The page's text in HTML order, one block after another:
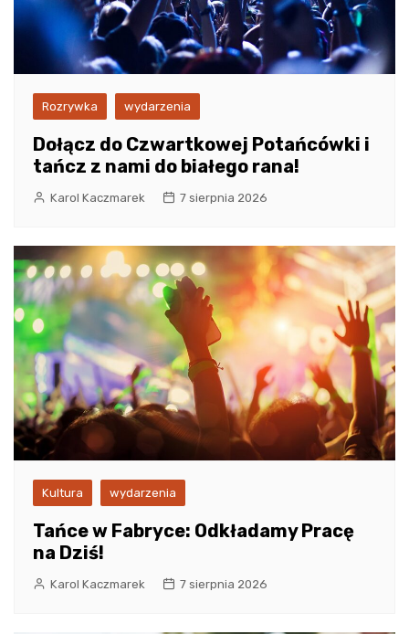
Rozrywka wydarzenia
Dołącz do Czwartkowej Potańcówki i
tańcz z nami do białego rana!
Karol Kaczmarek 7 sierpnia 2026
Kultura wydarzenia
Tańce w Fabryce: Odkładamy Pracę
na Dziś!
Karol Kaczmarek 7 sierpnia 2026